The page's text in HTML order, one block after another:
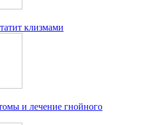
клизмами
и лечение гнойного